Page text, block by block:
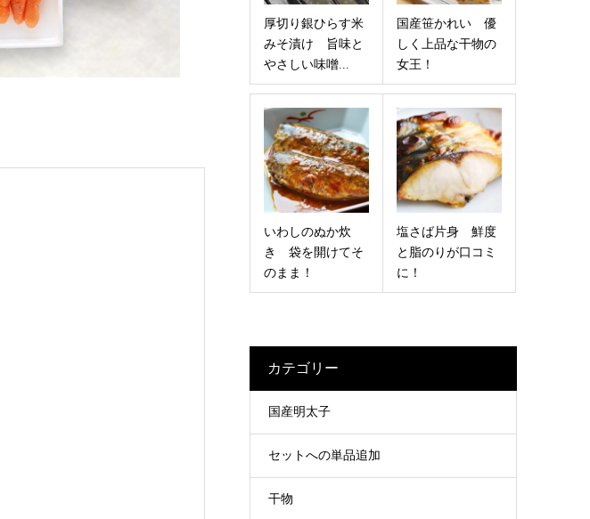
厚切り銀ひらす米
みそ漬け 旨味と
やさしい味噌...
国産笹かれい 優
しく上品な干物の
女王！
いわしのぬか炊
き 袋を開けてそ
のまま！
塩さば片身 鮮度
と脂のりが口コミ
に！
カテゴリー
国産明太子
セットへの単品追加
干物